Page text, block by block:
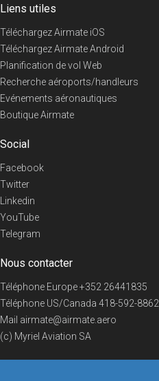
Liens utiles
Téléchargez Airmate iOS
Téléchargez Airmate Android
Planification de vol Web
Recherche aéroports/handleurs
Evénements aéronautiques
Boutique Airmate
Social
Facebook
Twitter
Linkedin
YouTube
Telegram
Nous contacter
Téléphone Europe+352 26441835
Téléphone US/Canada 418-592-8862
Mail airmate@airmate.aero
(c) Myriel Aviation SA